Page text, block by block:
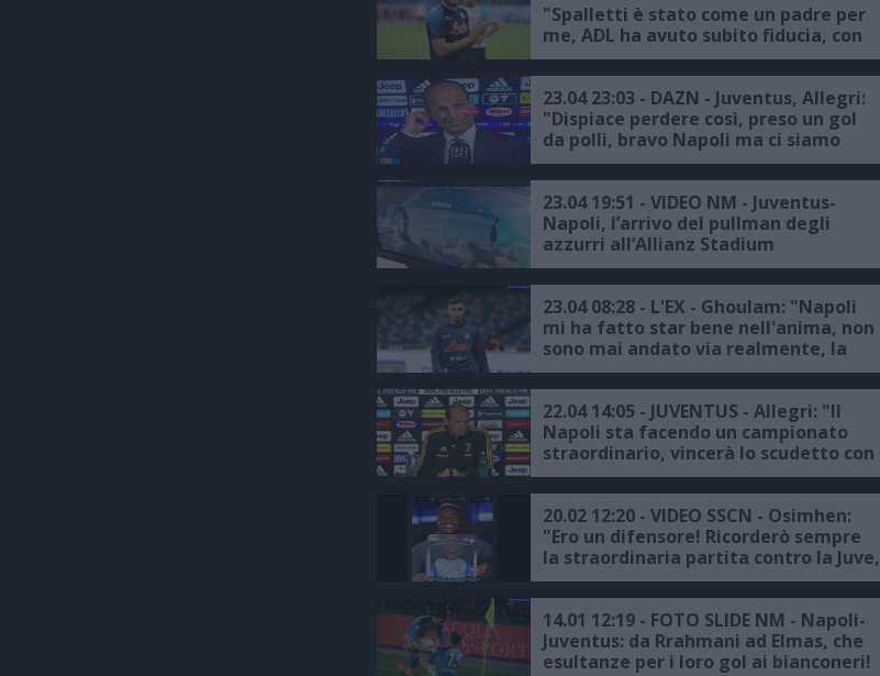
"Spalletti è stato come un padre per
me, ADL ha avuto subito fiducia, con
Osimhen ho un'intesa naturale,
un'emozione incredibile l'accoglienza
dopo la Juventus"
23.04 23:03 - DAZN - Juventus, Allegri:
"Dispiace perdere così, preso un gol
da polli, bravo Napoli ma ci siamo
fermati"
23.04 19:51 - VIDEO NM - Juventus-
Napoli, l’arrivo del pullman degli
azzurri all’Allianz Stadium
23.04 08:28 - L'EX - Ghoulam: "Napoli
mi ha fatto star bene nell'anima, non
sono mai andato via realmente, la
partita contro la Juventus in
Supercoppa il giorno più bello della
mia vita"
22.04 14:05 - JUVENTUS - Allegri: "Il
Napoli sta facendo un campionato
straordinario, vincerà lo scudetto con
merito, noi vogliamo provare a
battere la capolista che ha voglia di
rivalsa dopo la Champions"
20.02 12:20 - VIDEO SSCN - Osimhen:
"Ero un difensore! Ricorderò sempre
la straordinaria partita contro la Juve,
Maradona il più grande di tutti",
Lozano: "Bellissimo giocare allo
stadio Maradona"
14.01 12:19 - FOTO SLIDE NM - Napoli-
Juventus: da Rrahmani ad Elmas, che
esultanze per i loro gol ai bianconeri!